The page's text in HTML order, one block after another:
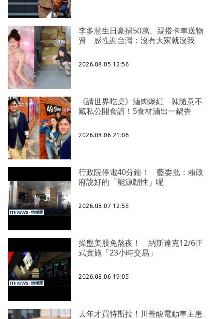
李多慧生日豪捐50萬、親搭卡車送物
資 感性謝台灣：沒有大家就沒我
2026.08.05 12:56
《請世界吃桌》滷肉爆紅 陳隨意不
藏私公開食譜！5食材滷出一鍋香
2026.08.06 21:06
行政院停電40分鐘！ 藍委批：賴政
府說好的「能源韌性」呢
2026.08.07 12:55
操盤美股免熬夜！ 納斯達克12/6正
式實施「23小時交易」
2026.08.06 19:05
去年才買特斯拉！川普酸電動車主患